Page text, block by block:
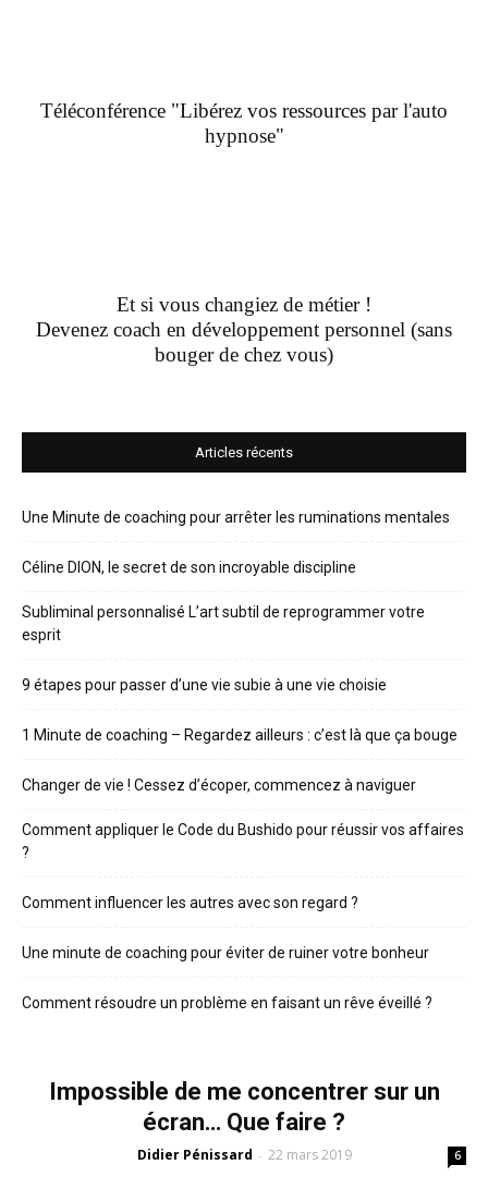
Téléconférence "Libérez vos ressources par l'auto
hypnose"
Et si vous changiez de métier !
Devenez coach en développement personnel (sans
bouger de chez vous)
Articles récents
Une Minute de coaching pour arrêter les ruminations mentales
Céline DION, le secret de son incroyable discipline
Subliminal personnalisé L’art subtil de reprogrammer votre
esprit
9 étapes pour passer d’une vie subie à une vie choisie
1 Minute de coaching – Regardez ailleurs : c’est là que ça bouge
Changer de vie ! Cessez d’écoper, commencez à naviguer
Comment appliquer le Code du Bushido pour réussir vos affaires
?
Comment influencer les autres avec son regard ?
Une minute de coaching pour éviter de ruiner votre bonheur
Comment résoudre un problème en faisant un rêve éveillé ?
Impossible de me concentrer sur un
écran… Que faire ?
Didier Pénissard - 22 mars 2019 6